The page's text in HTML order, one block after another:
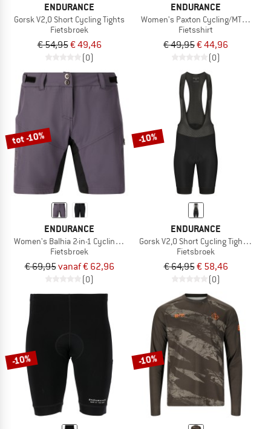
ENDURANCE
Gorsk V2,0 Short Cycling Tights
Fietsbroek
€ 54,95€ 49,46
(0)
ENDURANCE
Women's Paxton Cycling/MTB L/S
Fietsshirt
€ 49,95€ 44,96
(0)
tot -10%
ENDURANCE
Women's Balhia 2-in-1 Cycling/MTB Shorts
Fietsbroek
€ 69,95vanaf € 62,96
(0)
-10%
ENDURANCE
Gorsk V2,0 Short Cycling Tights with
Fietsbroek
€ 64,95€ 58,46
(0)
-10% -10%